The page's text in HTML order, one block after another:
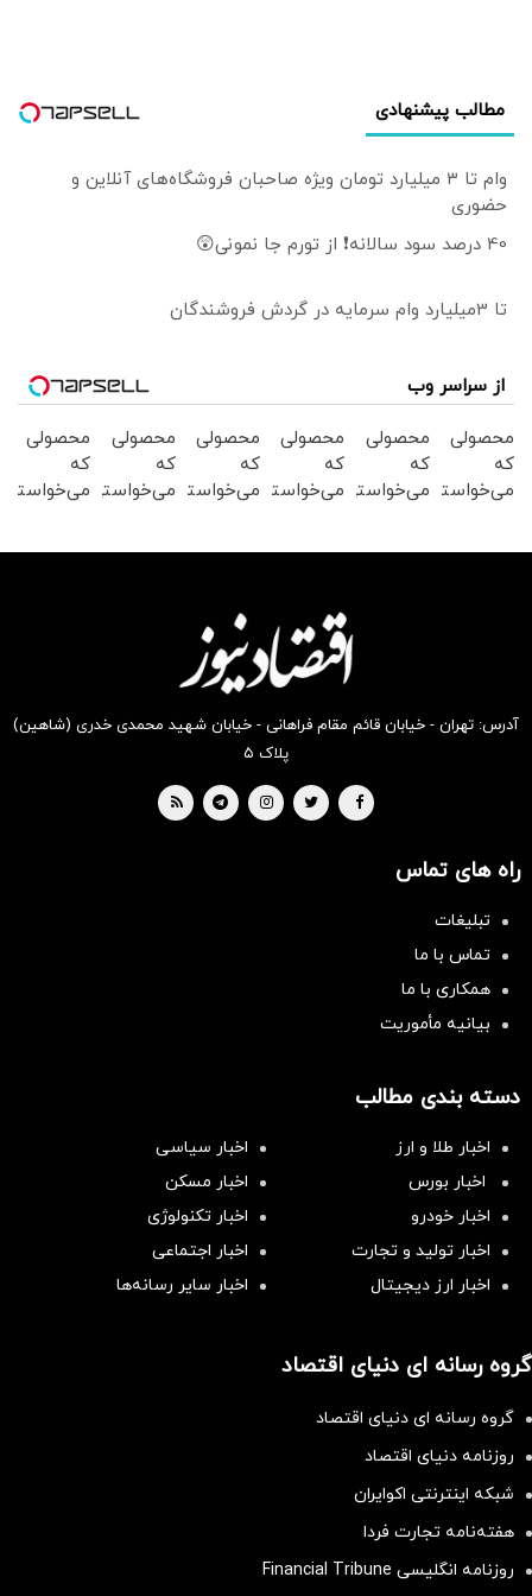
مطالب پیشنهادی
وام تا ۳ میلیارد تومان ویژه صاحبان فروشگاه‌های آنلاین و
حضوری
40 درصد سود سالانه❗ از تورم جا نمونی😲
تا 3میلیارد وام سرمایه در گردش فروشندگان
از سراسر وب
محصولی
که
می‌خواستی
محصولی
که
می‌خواستی
محصولی
که
می‌خواستی
بخر !
محصولی
که
می‌خواستی
بخر !
محصولی
که
می‌خواستی
محصولی
که
می‌خواستی
آدرس: تهران - خیابان قائم مقام فراهانی - خیابان شهید محمدی خدری (شاهین)
پلاک ۵
راه های تماس
تبلیغات
تماس با ما
همکاری با ما
بیانیه مأموریت
دسته بندی مطالب
اخبار طلا و ارز
اخبار سیاسی
اخبار بورس
اخبار مسکن
اخبار خودرو
اخبار تکنولوژی
اخبار تولید و تجارت
اخبار اجتماعی
اخبار ارز دیجیتال
اخبار سایر رسانه‌‌ها
گروه رسانه ای دنیای اقتصاد
گروه رسانه ای دنیای اقتصاد
روزنامه دنیای اقتصاد
شبکه اینترنتی اکوایران
هفته‌نامه تجارت فردا
روزنامه انگلیسی Financial Tribune